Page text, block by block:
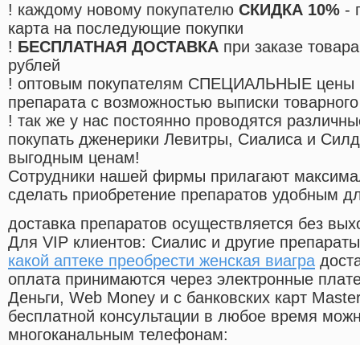
! каждому новому покупателю СКИДКА 10% -
карта на последующие покупки
! БЕСПЛАТНАЯ ДОСТАВКА при заказе
рублей
! оптовым покупателям СПЕЦИАЛЬНЫЕ цены
препарата с возможностью выписки
! так же у нас постоянно проводятся
покупать дженерики Левитры, Сиалиса и
выгодным ценам!
Cотрудники нашей фирмы прилагают
сделать приобретение препаратов удобным
доставка препаратов осуществляется без
Для VIP клиентов: Сиалис и другие
какой аптеке преобрести женская виагра
оплата принимаются через электронные
Деньги, Web Money и с банковских карт
бесплатной консультации в любое время
многоканальным телефонам: